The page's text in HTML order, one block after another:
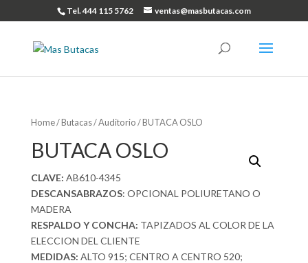
Tel. 444 115 5762 ventas@masbutacas.com
Home/Butacas/Auditorio/ BUTACA OSLO
BUTACA OSLO
CLAVE: AB610-4345
DESCANSABRAZOS: OPCIONAL POLIURETANO O
MADERA
RESPALDO Y CONCHA: TAPIZADOS AL COLOR DE LA
ELECCION DEL CLIENTE
MEDIDAS: ALTO 915; CENTRO A CENTRO 520;